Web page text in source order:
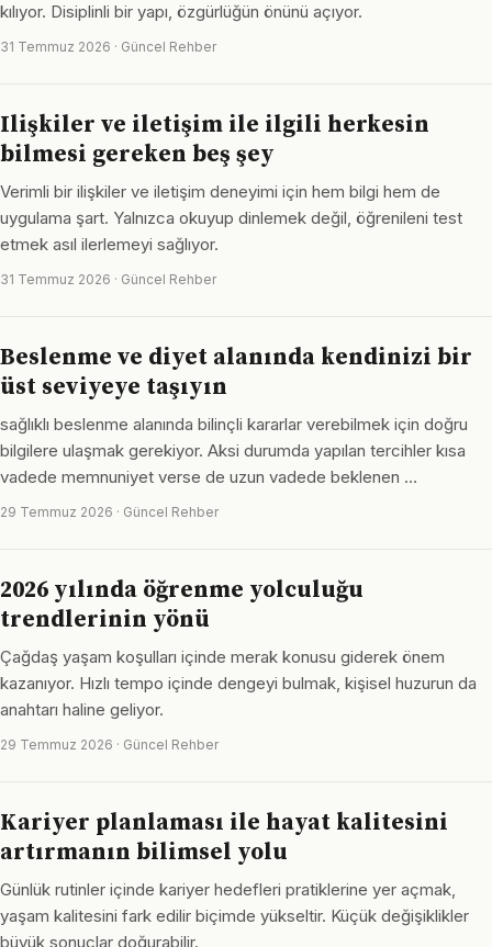
kılıyor. Disiplinli bir yapı, özgürlüğün önünü açıyor.
31 Temmuz 2026 · Güncel Rehber
Ilişkiler ve iletişim ile ilgili herkesin
bilmesi gereken beş şey
Verimli bir ilişkiler ve iletişim deneyimi için hem bilgi hem de
uygulama şart. Yalnızca okuyup dinlemek değil, öğrenileni test
etmek asıl ilerlemeyi sağlıyor.
31 Temmuz 2026 · Güncel Rehber
Beslenme ve diyet alanında kendinizi bir
üst seviyeye taşıyın
sağlıklı beslenme alanında bilinçli kararlar verebilmek için doğru
bilgilere ulaşmak gerekiyor. Aksi durumda yapılan tercihler kısa
vadede memnuniyet verse de uzun vadede beklenen …
29 Temmuz 2026 · Güncel Rehber
2026 yılında öğrenme yolculuğu
trendlerinin yönü
Çağdaş yaşam koşulları içinde merak konusu giderek önem
kazanıyor. Hızlı tempo içinde dengeyi bulmak, kişisel huzurun da
anahtarı haline geliyor.
29 Temmuz 2026 · Güncel Rehber
Kariyer planlaması ile hayat kalitesini
artırmanın bilimsel yolu
Günlük rutinler içinde kariyer hedefleri pratiklerine yer açmak,
yaşam kalitesini fark edilir biçimde yükseltir. Küçük değişiklikler
büyük sonuçlar doğurabilir.